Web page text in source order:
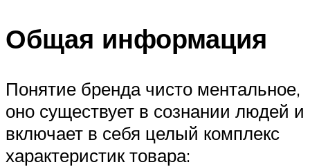
Общая информация
Понятие бренда чисто ментальное,
оно существует в сознании людей и
включает в себя целый комплекс
характеристик товара: